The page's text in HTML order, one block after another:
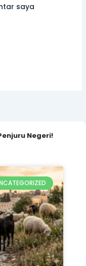
saya
Negeri!